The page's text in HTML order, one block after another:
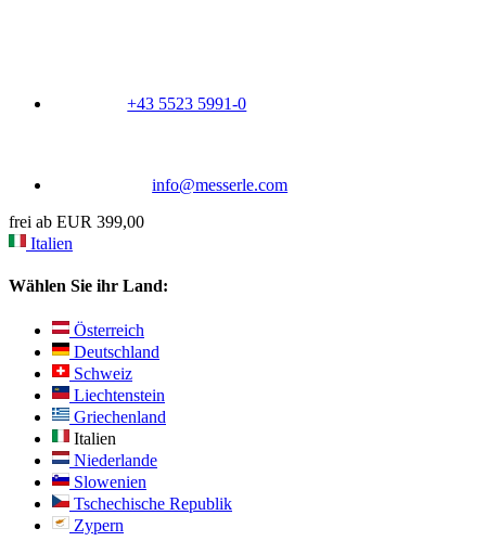
+43 5523 5991-0
info@messerle.com
frei ab EUR 399,00
Italien
Wählen Sie ihr Land:
Österreich
Deutschland
Schweiz
Liechtenstein
Griechenland
Italien
Niederlande
Slowenien
Tschechische Republik
Zypern